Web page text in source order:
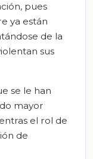
pues
ya están
de la
sus
se le han
mayor
el rol de
de